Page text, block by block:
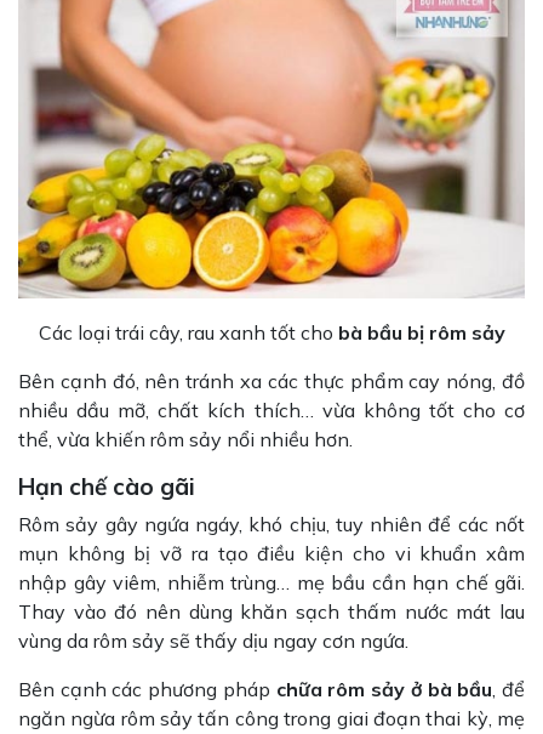
Các loại trái cây, rau xanh tốt cho bà bầu bị rôm sảy
Bên cạnh đó, nên tránh xa các thực phẩm cay nóng, đồ
nhiều dầu mỡ, chất kích thích… vừa không tốt cho cơ
thể, vừa khiến rôm sảy nổi nhiều hơn.
Hạn chế cào gãi
Rôm sảy gây ngứa ngáy, khó chịu, tuy nhiên để các nốt
mụn không bị vỡ ra tạo điều kiện cho vi khuẩn xâm
nhập gây viêm, nhiễm trùng… mẹ bầu cần hạn chế gãi.
Thay vào đó nên dùng khăn sạch thấm nước mát lau
vùng da rôm sảy sẽ thấy dịu ngay cơn ngứa.
Bên cạnh các phương pháp chữa rôm sảy ở bà bầu, để
ngăn ngừa rôm sảy tấn công trong giai đoạn thai kỳ, mẹ